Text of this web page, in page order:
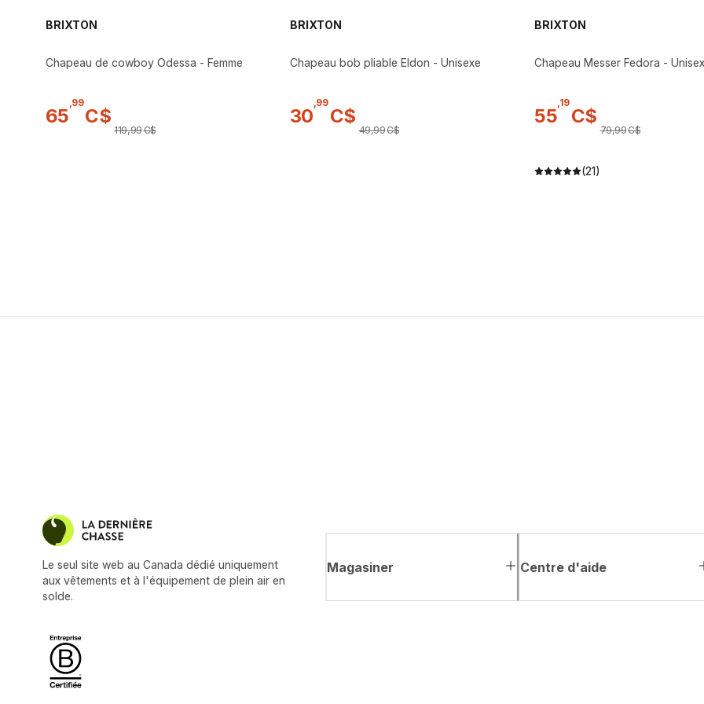
BRIXTON
Chapeau de cowboy Odessa - Femme
65
99
C$
119,99C$
BRIXTON
Chapeau bob pliable Eldon - Unisexe
30
99
C$
49,99C$
BRIXTON
Chapeau Messer Fedora -
55
19
C$
79,99C$
(21)
Le seul site web au Canada dédié uniquement
aux vêtements et à l'équipement de plein air en
solde.
Magasiner Centre d'aide